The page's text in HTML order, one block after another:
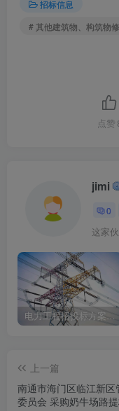
招标信息
# 其他建筑物、构筑物
点赞
jimi
0
这家
电力工程招投标方案模板
上一篇
南通市海门区临江新区
委员会 采购奶牛场路